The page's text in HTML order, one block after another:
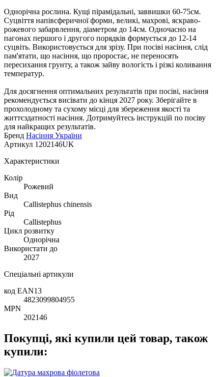
Однорічна рослина. Кущі пірамідальні, заввишки 60-75см.
Суцвіття напівсферичної форми, великі, махрові, яскраво-
рожевого забарвлення, діаметром до 14см. Одночасно на
пагонах першого і другого порядків формується до 12-14
суцвіть. Використовується для зрізу. При посіві насіння, слід
пам'ятати, що насіння, що проростає, не переносять
пересихання грунту, а також зайву вологість і різкі коливання
температур.
Для досягнення оптимальних результатів при посіві, насіння
рекомендується висівати до кінця 2027 року. Зберігайте в
прохолодному та сухому місці для збереження якості та
життєздатності насіння. Дотримуйтесь інструкцій по посіву
для найкращих результатів.
Бренд Насіння України
Артикул 1202146UK
Характеристики
Колір
Рожевий
Вид
Callistephus chinensis
Рід
Callistephus
Цикл розвитку
Однорічна
Використати до
2027
Спеціальні артикули
код EAN13
4823099804955
MPN
202146
Покупці, які купили цей товар, також
купили: